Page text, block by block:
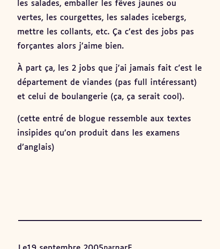
les salades, emballer les fêves jaunes ou
vertes, les courgettes, les salades icebergs,
mettre les collants, etc. Ça c’est des jobs pas
forçantes alors j’aime bien.
À part ça, les 2 jobs que j’ai jamais fait c’est le
département de viandes (pas full intéressant)
et celui de boulangerie (ça, ça serait cool).
(cette entré de blogue ressemble aux textes
insipides qu’on produit dans les examens
d’anglais)